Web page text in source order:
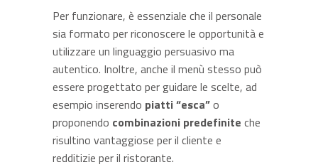
Per funzionare, è essenziale che il personale
sia formato per riconoscere le opportunità e
utilizzare un linguaggio persuasivo ma
autentico. Inoltre, anche il menù stesso può
essere progettato per guidare le scelte, ad
esempio inserendo piatti “esca”o
proponendo combinazioni predefinite che
risultino vantaggiose per il cliente e
redditizie per il ristorante.